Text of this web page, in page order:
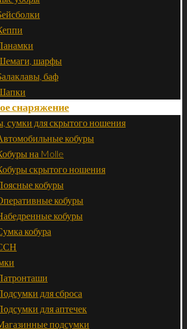
шарфы
баф
снаряжение
сумки для скрытого ношения
кобуры
на Molle
скрытого ношения
кобуры
кобуры
кобуры
кобура
для сброса
для аптечек
подсумки